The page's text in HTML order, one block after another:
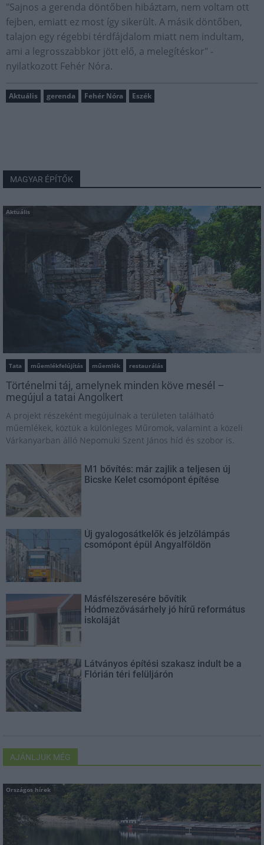
"Sajnos a gerenda döntőben hibáztam, nem voltam ott
fejben, emiatt ez most így sikerült. A másik döntőben,
talajon egy régebbi térdfájdalom miatt nem indultam,
ami a legrosszabbkor jött elő, a melegítéskor" -
nyilatkozott Fehér Nóra.
Aktuális gerenda Fehér Nóra Eszék
MAGYAR ÉPÍTŐK
Aktuális
Tata műemlékfelújítás műemlék restaurálás
Történelmi táj, amelynek minden köve mesél –
megújul a tatai Angolkert
A projekt részeként megújulnak a területen található
műemlékek, köztük a különleges Műromok, valamint a közeli
Várkanyarban álló Nepomuki Szent János híd és szobor is.
M1 bővítés: már zajlik a teljesen új
Bicske Kelet csomópont építése
Új gyalogosátkelők és jelzőlámpás
csomópont épül Angyalföldön
Másfélszeresére bővítik
Hódmezővásárhely jó hírű református
iskoláját
Látványos építési szakasz indult be a
Flórián téri felüljárón
AJÁNLJUK MÉG
Országos hírek